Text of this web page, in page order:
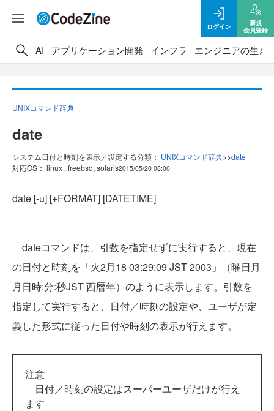
ログイン
新規
会員登録
AI アプリケーション開発 インフラ エンジニアの生き
UNIXコマンド辞典
date
システム日付と時刻を表示／設定する分類： UNIXコマンド辞典>>date
対応OS： linux , freebsd, solaris2015/05/20 08:00
date [-u] [+FORMAT] [DATETIME]
dateコマンドは、引数を指定せずに実行すると、現在
の日付と時刻を「火2月18 03:29:09 JST 2003」（曜日月
月 日時:分:秒JST西暦年）のように表示します。引数を
指定して実行すると、日付／時刻の設定や、ユーザが定
義した形式に従った日付や時刻の表示が行えます。
注意
日付／時刻の設定はスーパーユーザだけが行え
ます